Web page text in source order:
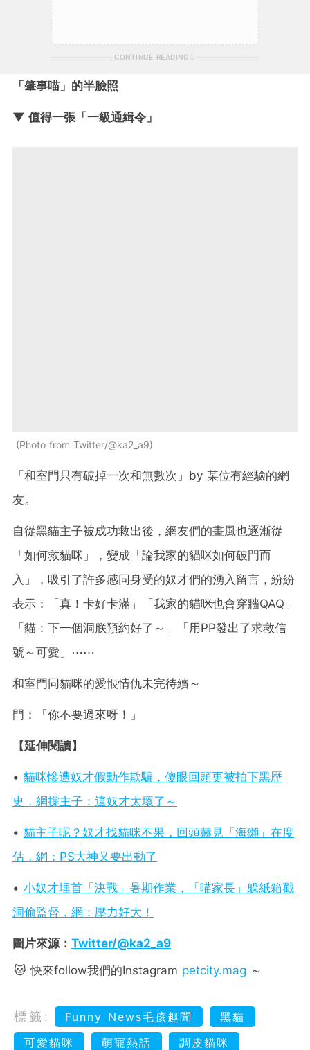
CONTINUE READING
「肇事喵」的半臉照
▼ 值得一張「一級通緝令」
Photo from Twitter/@ka2_a9
「和室門只有破掉一次和無數次」by 某位有經驗的網
友。
自從黑貓主子被成功救出後，網友們的畫風也逐漸從
「如何救貓咪」，變成「論我家的貓咪如何破門而
入」，吸引了許多感同身受的奴才們的湧入留言，紛紛
表示：「真！卡好卡滿」「我家的貓咪也會穿牆QAQ」
「貓：下一個洞朕預約好了～」「用PP發出了求救信
號～可愛」⋯⋯
和室門同貓咪的愛恨情仇未完待續～
門：「你不要過來呀！」
【延伸閱讀】
• 貓咪慘遭奴才假動作欺騙，傻眼回頭更被拍下黑歷
史，網撐主子：這奴才太壞了～
• 貓主子呢？奴才找貓咪不果，回頭赫見「海獺」在度
估，網： PS大神又要出動了
• 小奴才埋首「決戰」暑期作業，「喵家長」躲紙箱戳
洞偷監督，網：壓力好大！
圖片來源： Twitter/@ka2_a9
🐱 快來follow我們的Instagram petcity.mag ～
標籤: Funny News毛孩趣聞
黑貓
可愛貓咪
萌寵熱話
調皮貓咪